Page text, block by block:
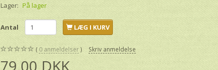
Lager: På lager
Antal LÆG I KURV
0 anmeldelser Skriv anmeldelse
79,00 DKK